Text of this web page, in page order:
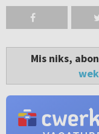
Mis niks,